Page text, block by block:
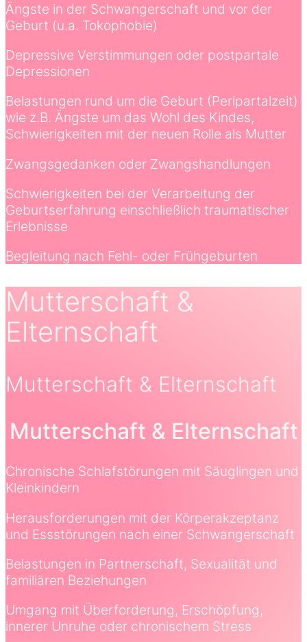
Ängste in der Schwangerschaft und vor der
Geburt (u.a. Tokophobie)
Depressive Verstimmungen oder postpartale
Depressionen
Belastungen rund um die Geburt (Peripartalzeit)
wie z.B. Ängste um das Wohl des Kindes,
Schwierigkeiten mit der neuen Rolle als Mutter
Zwangsgedanken oder Zwangshandlungen
Schwierigkeiten bei der Verarbeitung der
Geburtserfahrung einschließlich traumatischer
Erlebnisse
Begleitung nach Fehl- oder Frühgeburten
Mutterschaft &
Elternschaft
Mutterschaft & Elternschaft
Mutterschaft & Elternschaft
Chronische Schlafstörungen mit Säuglingen und
Kleinkindern
Herausforderungen mit der Körperakzeptanz
und Essstörungen nach einer Schwangerschaft
Belastungen in Partnerschaft, Sexualität und
familiären Beziehungen
Umgang mit Überforderung, Erschöpfung,
innerer Unruhe oder chronischem Stress